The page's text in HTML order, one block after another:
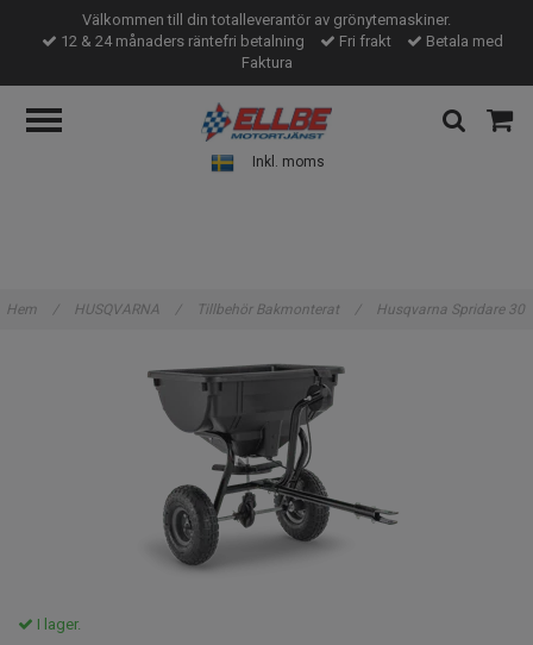
Välkommen till din totalleverantör av grönytemaskiner.
12 & 24 månaders räntefri betalning
Fri frakt
Betala med
Faktura
Inkl. moms
Hem / HUSQVARNA / Tillbehör Bakmonterat / Husqvarna Spridare 30
I lager.